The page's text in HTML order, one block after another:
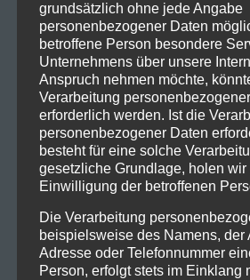
grundsätzlich ohne jede Angabe
personenbezogener Daten
betroffene Person besondere
Unternehmens über unsere
Anspruch nehmen möchte,
Verarbeitung
erforderlich werden. Ist die
personenbezogener Daten
besteht für eine solche
gesetzliche Grundlage, holen
Einwilligung der betroffenen
Die Verarbeitung
beispielsweise des Namens, der
Adresse oder Telefonnummer
Person, erfolgt stets im Einklang